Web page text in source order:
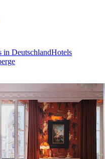
in DeutschlandHotels